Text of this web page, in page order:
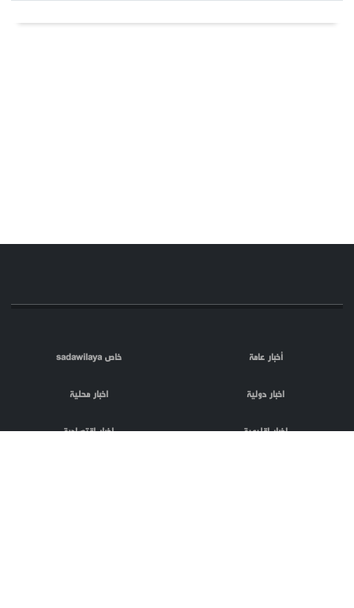
أخبار عامة خاص sadawilaya
اخبار دولية اخبار محلية
اخبار اقليمية اخبار اقتصادية